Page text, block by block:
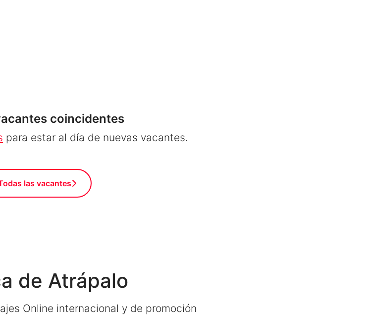
coincidentes
para estar al día de nuevas vacantes.
las vacantes
de Atrápalo
Online internacional y de promoción